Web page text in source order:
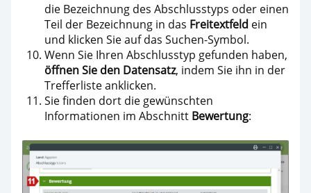
die Bezeichnung des Abschlusstyps oder einen
Teil der Bezeichnung in das Freitextfeld ein
und klicken Sie auf das Suchen-Symbol.
Wenn Sie Ihren Abschlusstyp gefunden haben,
öffnen Sie den Datensatz, indem Sie ihn in der
Trefferliste anklicken.
Sie finden dort die gewünschten
Informationen im Abschnitt Bewertung: